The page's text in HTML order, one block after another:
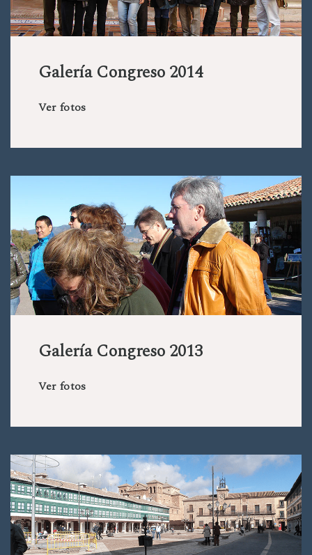
Galería Congreso 2014
Ver fotos
Galería Congreso 2013
Ver fotos